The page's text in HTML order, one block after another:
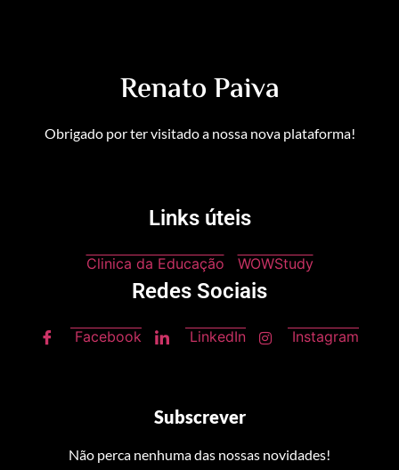
Renato Paiva
Obrigado por ter visitado a nossa nova plataforma!
Links úteis
Clinica da Educação WOWStudy
Redes Sociais
Facebook LinkedIn Instagram
Subscrever
Não perca nenhuma das nossas novidades!